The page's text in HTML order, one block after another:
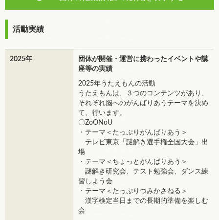
活動実績
2025年
団体が開催・運営に携わったイベントや講
座等の実績
2025年うたえもんの活動
うたえもんは、３つのコンテンツがあり、
それぞれ脳へのがんばりあうテーマを決め
て、行います。
〇ZoONoU
・テーマ＜たっぷりがんばりあう＞
テレビ東京「謎解き選手権全国大会」出
場
・テーマ＜ちょっとがんばりあう＞
謎解き研究会、テスト勉強会、ダンス練
習しよう会
・テーマ＜たっぷりつみかさねる＞
漢字検定当日までの長期的準備を楽しむ
会